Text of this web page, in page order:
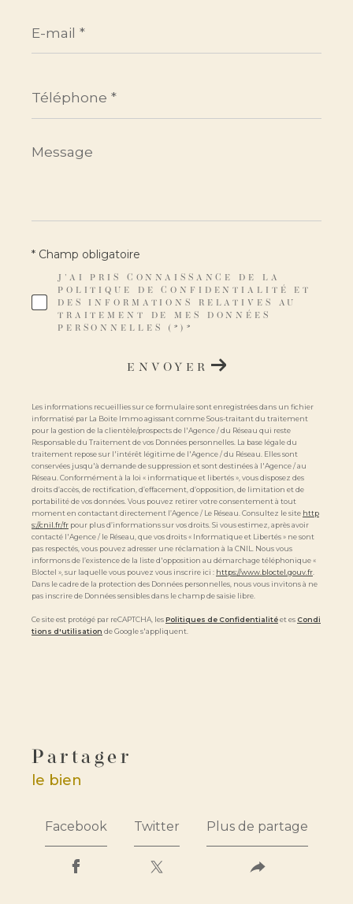
mail
*
Message
*
J'AI PRIS CONNAISSANCE DE LA
POLITIQUE DE CONFIDENTIALITÉ ET
DES INFORMATIONS RELATIVES AU
TRAITEMENT DE MES DONNÉES
PERSONNELLES (*)*
* Champ obligatoire
ENVOYER
Les informations recueillies sur ce formulaire sont enregistrées dans un fichier
informatisé par La Boite Immo agissant comme Sous-traitant du traitement
pour la gestion de la clientèle/prospects de l'Agence / du Réseau qui reste
Responsable du Traitement de vos Données personnelles. La base légale du
traitement repose sur l'intérêt légitime de l'Agence / du Réseau. Elles sont
conservées jusqu'à demande de suppression et sont destinées à l'Agence / au
Réseau. Conformément à la loi « informatique et libertés », vous disposez des
droits d’accès, de rectification, d’effacement, d’opposition, de limitation et de
portabilité de vos données. Vous pouvez retirer votre consentement à tout
moment en contactant directement l’Agence / Le Réseau. Consultez le site http
s://cnil.fr/fr pour plus d’informations sur vos droits. Si vous estimez, après avoir
contacté l'Agence / le Réseau, que vos droits « Informatique et Libertés » ne sont
pas respectés, vous pouvez adresser une réclamation à la CNIL. Nous vous
informons de l’existence de la liste d'opposition au démarchage téléphonique «
Bloctel », sur laquelle vous pouvez vous inscrire ici : https://www.bloctel.gouv.fr
Dans le cadre de la protection des Données personnelles, nous vous invitons à ne
pas inscrire de Données sensibles dans le champ de saisie libre.
Ce site est protégé par reCAPTCHA, lesPolitiques de Confidentialitéet es Condi
tions d'utilisation de Google s'appliquent.
partager
le bien
Facebook Twitter Plus de partage